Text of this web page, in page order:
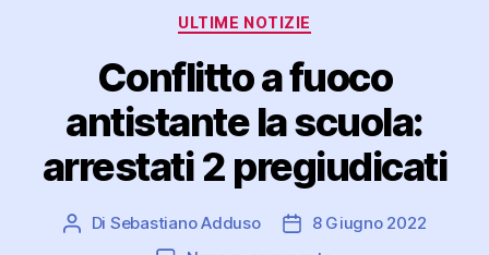
Categorie
ULTIME NOTIZIE
Conflitto a fuoco
antistante la scuola:
arrestati 2 pregiudicati
Autore
Di Sebastiano Adduso
Data8 Giugno 2022